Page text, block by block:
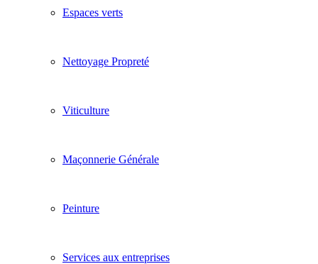
Espaces verts
Nettoyage Propreté
Viticulture
Maçonnerie Générale
Peinture
Services aux entreprises